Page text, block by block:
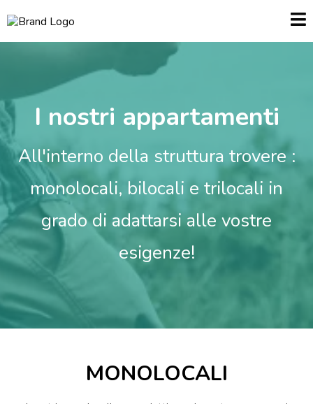
I nostri appartamenti
All'interno della struttura trovere :
monolocali, bilocali e trilocali in
grado di adattarsi alle vostre
esigenze!
MONOLOCALI